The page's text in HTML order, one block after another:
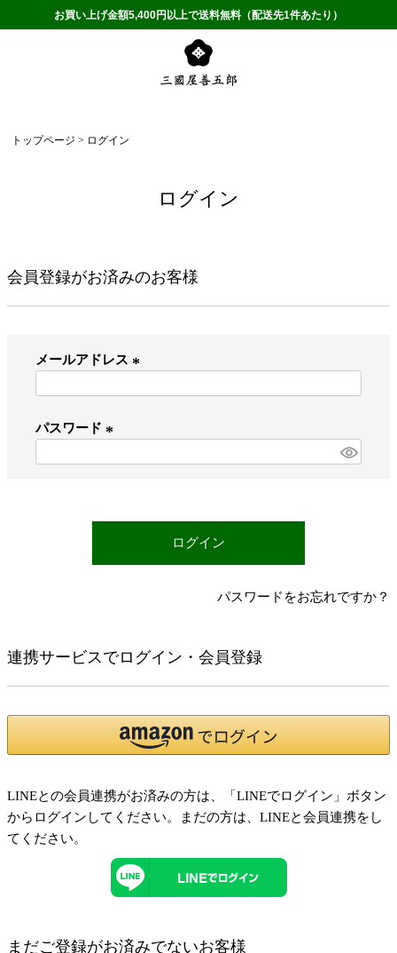
お買い上げ金額5,400円以上で送料無料（配送先1件あたり）
トップページ ログイン
ログイン
会員登録がお済みのお客様
メールアドレス
パスワード
)
ログイン
パスワードをお忘れですか？
連携サービスでログイン・会員登録
LINEとの会員連携がお済みの方は、「LINEでログイン」ボタン
からログインしてください。まだの方は、 LINEと会員連携をし
てください。
まだご登録がお済みでないお客様